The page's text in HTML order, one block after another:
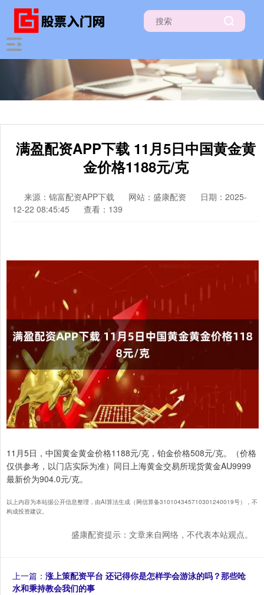
满盈配资APP下载 11月5日中国黄金黄
金价格1188元/克
来源：锦富配资APP下载 网站：盛康配资
日期：2025-
12-22 08:45:45
查看：139
11月5日，中国黄金黄金价格1188元/克，铂金价格508元/克。（价格
仅供参考，以门店实际为准）同日上海黄金交易所现货黄金AU9999
最新价为904.0元/克。
以上内容为本站据公开信息整理，由AI算法生成（网信算备310104345710301240019号），不
构成投资建议。
盛康配资提示：文章来自网络，不代表本站观点。
上一篇： 涨上策配资平台 还记得你是怎样学会游泳的吗？那些呛
水和秉持教会我们的事